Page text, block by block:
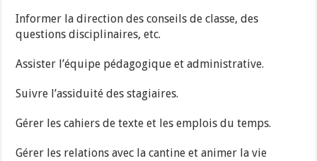
Informer la direction des conseils de classe, des
questions disciplinaires, etc.
Assister l’équipe pédagogique et administrative.
Suivre l’assiduité des stagiaires.
Gérer les cahiers de texte et les emplois du temps.
Gérer les relations avec la cantine et animer la vie